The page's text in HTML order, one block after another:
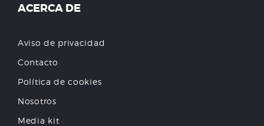
ACERCA DE
Aviso de privacidad
Contacto
Política de cookies
Nosotros
Media kit